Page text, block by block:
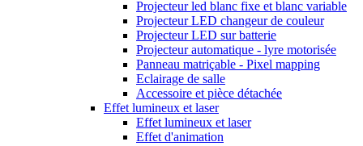
Projecteur led blanc fixe et blanc variable
Projecteur LED changeur de couleur
Projecteur LED sur batterie
Projecteur automatique - lyre motorisée
Panneau matriçable - Pixel mapping
Eclairage de salle
Accessoire et pièce détachée
Effet lumineux et laser
Effet lumineux et laser
Effet d'animation